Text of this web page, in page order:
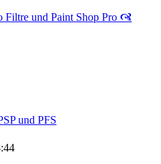
Filtre und Paint Shop Pro 🙧
und PFS